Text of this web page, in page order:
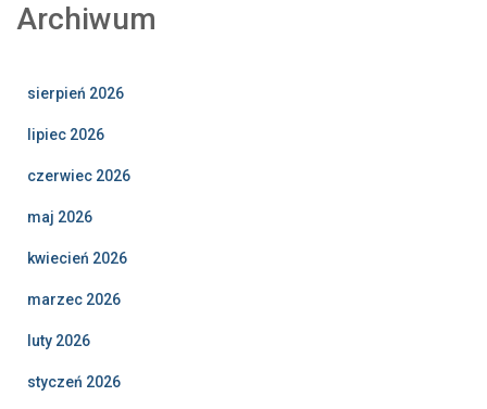
Archiwum
sierpień 2026
lipiec 2026
czerwiec 2026
maj 2026
kwiecień 2026
marzec 2026
luty 2026
styczeń 2026